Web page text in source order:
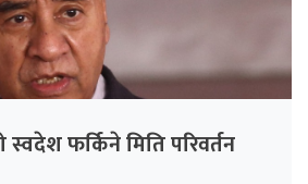
फर्किने मिति परिवर्तन